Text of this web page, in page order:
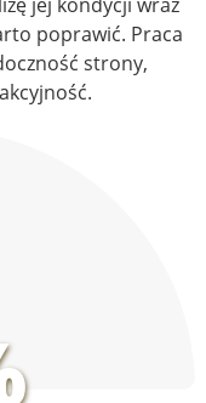
poprawić. Praca
strony,